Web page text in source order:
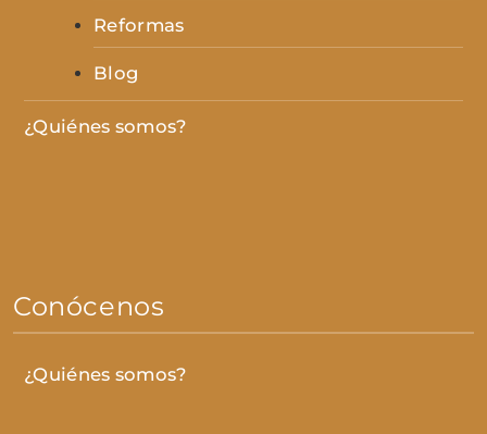
Reformas
Blog
¿Quiénes somos?
Conócenos
¿Quiénes somos?